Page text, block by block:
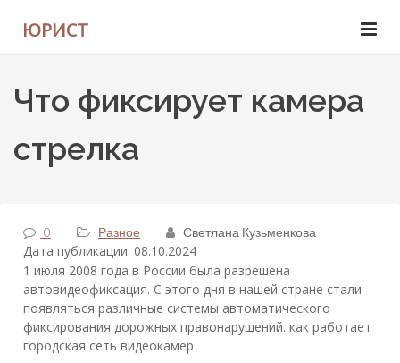
ЮРИСТ
Что фиксирует камера
стрелка
0 Разное Светлана Кузьменкова
Дата публикации: 08.10.2024
1 июля 2008 года в России была разрешена
автовидеофиксация. С этого дня в нашей стране стали
появляться различные системы автоматического
фиксирования дорожных правонарушений. как работает
городская сеть видеокамер